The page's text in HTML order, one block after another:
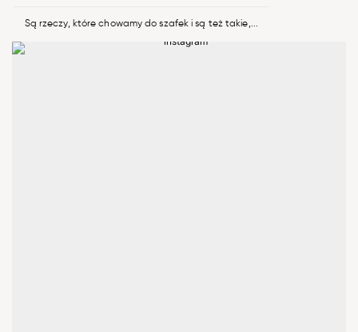
Są rzeczy, które chowamy do szafek i są też takie,...